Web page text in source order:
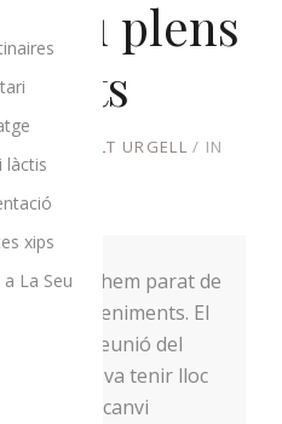
làctis
xips
La Seu
plens
ALT URGELL
IN
i juny no hem parat de
en esdeveniments. El
a la reunió del
que va tenir lloc
fer un intercanvi